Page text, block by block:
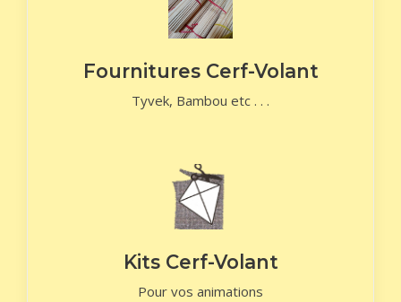
Fournitures Cerf-Volant
Tyvek, Bambou etc . . .
Kits Cerf-Volant
Pour vos animations